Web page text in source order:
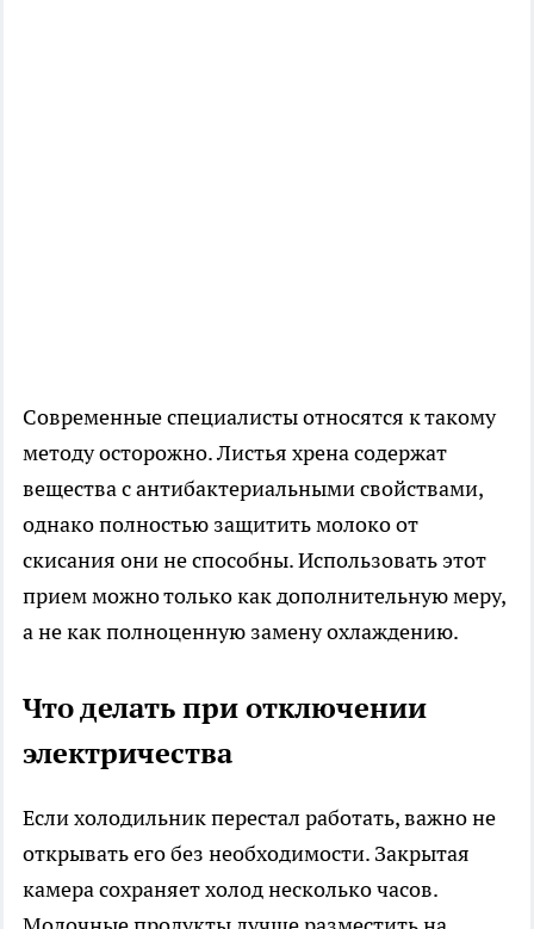
Современные специалисты относятся к такому
методу осторожно. Листья хрена содержат
вещества с антибактериальными свойствами,
однако полностью защитить молоко от
скисания они не способны. Использовать этот
прием можно только как дополнительную меру,
а не как полноценную замену охлаждению.
Что делать при отключении
электричества
Если холодильник перестал работать, важно не
открывать его без необходимости. Закрытая
камера сохраняет холод несколько часов.